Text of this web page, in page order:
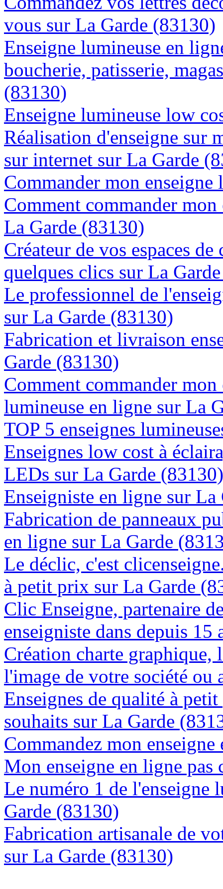
vous sur La Garde (83130)
Enseigne lumineuse en
boucherie, patisserie,
(83130)
Enseigne lumineuse low
Réalisation d'enseigne sur
sur internet sur La Garde
Commander mon
Comment commander
La Garde (83130)
Créateur de vos espaces
quelques clics sur La
Le professionnel de
sur La Garde (83130)
Fabrication et livraison
Garde (83130)
Comment commander
lumineuse en ligne sur La
TOP 5 enseignes
Enseignes low cost à
LEDs sur La Garde (83130)
Enseigniste en ligne sur
Fabrication de panneaux
en ligne sur La Garde
Le déclic, c'est
à petit prix sur La Garde
Clic Enseigne, partenaire
enseigniste dans depuis
Création charte graphique,
l'image de votre société
Enseignes de qualité à
souhaits sur La Garde
Commandez mon
Mon enseigne en ligne pas
Le numéro 1 de l'enseigne
Garde (83130)
Fabrication artisanale de
sur La Garde (83130)